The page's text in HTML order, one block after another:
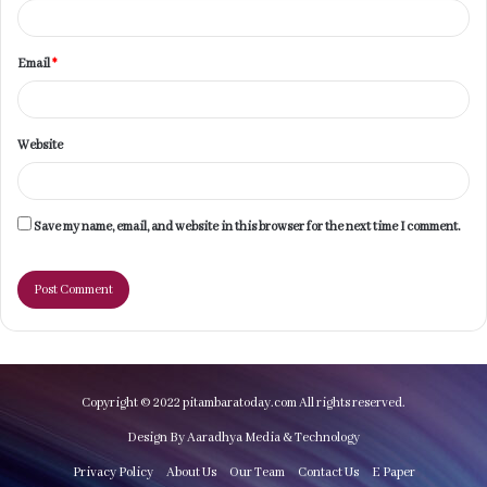
Email*
Website
Save my name, email, and website in this browser for the next time I comment.
Copyright © 2022 pitambaratoday.com All rights reserved.
Design By Aaradhya Media & Technology
Privacy Policy About Us Our Team Contact Us E Paper